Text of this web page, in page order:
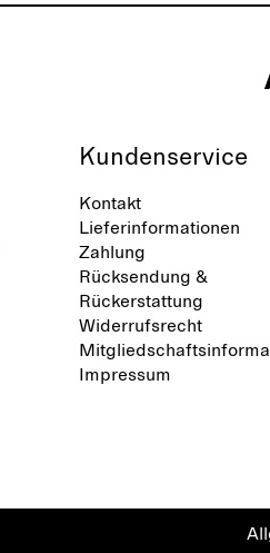
Kundenservice
Kontakt
Lieferinformationen
Zahlung
Rücksendung &
Rückerstattung
Widerrufsrecht
Impressum